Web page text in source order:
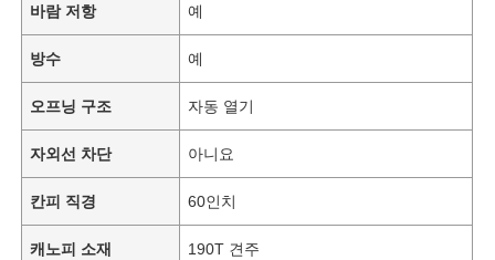
바람 저항 예
방수 예
오프닝 구조 자동 열기
자외선 차단 아니요
칸피 직경 60인치
캐노피 소재 190T 견주